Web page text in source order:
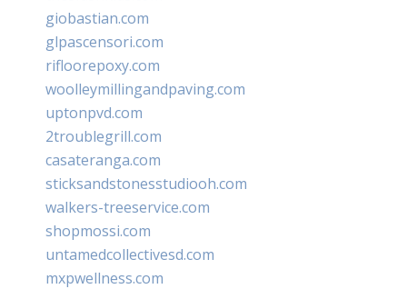
giobastian.com
glpascensori.com
rifloorepoxy.com
woolleymillingandpaving.com
uptonpvd.com
2troublegrill.com
casateranga.com
sticksandstonesstudiooh.com
walkers-treeservice.com
shopmossi.com
untamedcollectivesd.com
mxpwellness.com